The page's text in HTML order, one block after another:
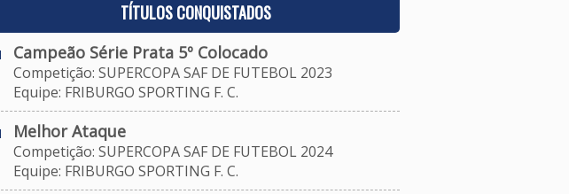
TÍTULOS CONQUISTADOS
Campeão Série Prata 5º Colocado
Competição: SUPERCOPA SAF DE FUTEBOL 2023
Equipe: FRIBURGO SPORTING F. C.
Melhor Ataque
Competição: SUPERCOPA SAF DE FUTEBOL 2024
Equipe: FRIBURGO SPORTING F. C.